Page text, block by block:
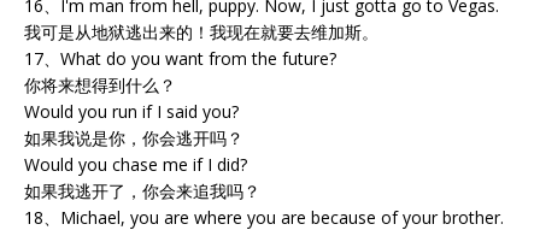
16、I'm man from hell, puppy. Now, I just gotta go to Vegas.
我可是从地狱逃出来的！我现在就要去维加斯。
17、What do you want from the future?
你将来想得到什么？
Would you run if I said you?
如果我说是你，你会逃开吗？
Would you chase me if I did?
如果我逃开了，你会来追我吗？
18、Michael, you are where you are because of your brother.